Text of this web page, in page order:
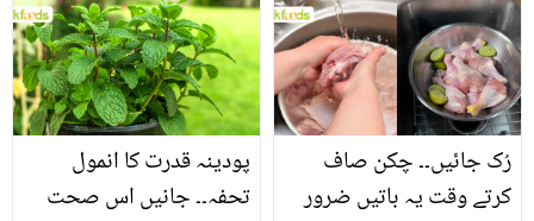
منرلز اور اینٹی آکسیڈنٹس
سے بھرپور اس سبزی کے
فائدے
بنانے کے چند قدرتی طریقے
پودینہ قدرت کا انمول
تحفہ۔۔ جانیں اس صحت
رُک جائیں۔۔ چکن صاف
کرتے وقت یہ باتیں ضرور